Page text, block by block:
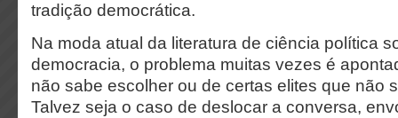
tradição democrática.
Na moda atual da literatura de ciência política
democracia, o problema muitas vezes é
não sabe escolher ou de certas elites que não
Talvez seja o caso de deslocar a conversa,